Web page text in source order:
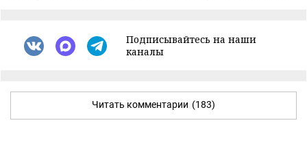
Подписывайтесь на наши
каналы
Читать комментарии (183)